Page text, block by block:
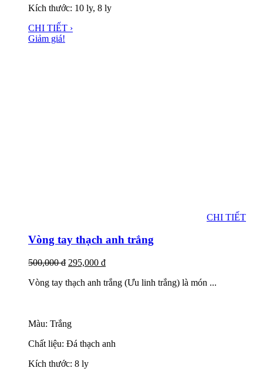
Kích thước: 10 ly, 8 ly
CHI TIẾT ›
Giảm giá!
CHI TIẾT
Vòng tay thạch anh trắng
500,000đ 295,000 đ
Vòng tay thạch anh trắng (Ưu linh trắng) là món ...
Màu: Trắng
Chất liệu: Đá thạch anh
Kích thước: 8 ly